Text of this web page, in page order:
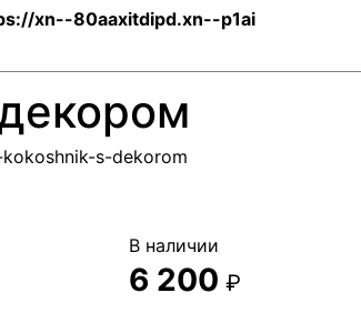
xn--80aaxitdipd.xn--p1ai
s-dekorom
В наличии
6 200 ₽